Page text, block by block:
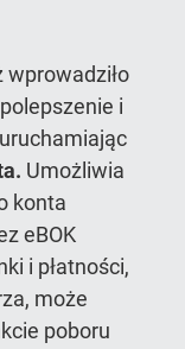
wprowadziło
i
Umożliwia
konta
eBOK
i płatności,
może
poboru